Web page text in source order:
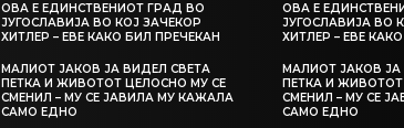
ОВА Е ЕДИНСТВЕНИОТ ГРАД ВО
ЈУГОСЛАВИЈА ВО КОЈ ЗАЧЕКОР
ХИТЛЕР – ЕВЕ КАКО БИЛ ПРЕЧЕКАН
МАЛИОТ ЈАКОВ ЈА ВИДЕЛ СВЕТА
ПЕТКА И ЖИВОТОТ ЦЕЛОСНО МУ СЕ
СМЕНИЛ – МУ СЕ ЈАВИЛА МУ КАЖАЛА
САМО ЕДНО
ОВА Е
ЈУГОСЛАВИЈА ВО
ХИТЛЕР – ЕВЕ
МАЛИОТ ЈАКОВ
ПЕТКА И
СМЕНИЛ – МУ СЕ
САМО ЕДНО